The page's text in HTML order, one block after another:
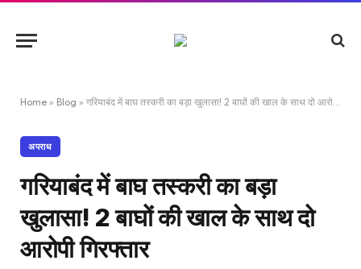
Home » Blog » गरियाबंद में बाघ तस्करी का बड़ा खुलासा! 2 बाघों की खाल के साथ दो आरोपी गिरफ्तार
अपराध
गरियाबंद में बाघ तस्करी का बड़ा
खुलासा! 2 बाघों की खाल के साथ दो
आरोपी गिरफ्तार